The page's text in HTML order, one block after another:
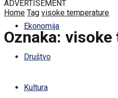
Ekonomija
Društvo
Kultura
ADVERTISEMENT
Home Tag visoke temperature
Oznaka: visoke